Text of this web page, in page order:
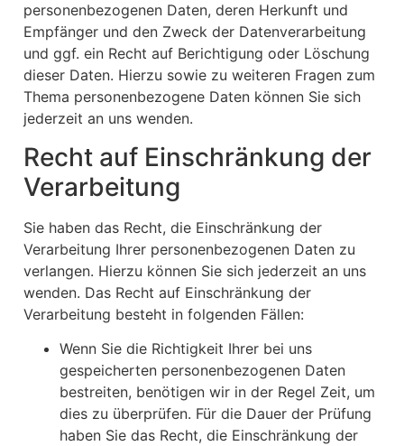
personenbezogenen Daten, deren Herkunft und
Empfänger und den Zweck der Datenverarbeitung
und ggf. ein Recht auf Berichtigung oder Löschung
dieser Daten. Hierzu sowie zu weiteren Fragen zum
Thema personenbezogene Daten können Sie sich
jederzeit an uns wenden.
Recht auf Einschränkung der
Verarbeitung
Sie haben das Recht, die Einschränkung der
Verarbeitung Ihrer personenbezogenen Daten zu
verlangen. Hierzu können Sie sich jederzeit an uns
wenden. Das Recht auf Einschränkung der
Verarbeitung besteht in folgenden Fällen:
Wenn Sie die Richtigkeit Ihrer bei uns
gespeicherten personenbezogenen Daten
bestreiten, benötigen wir in der Regel Zeit, um
dies zu überprüfen. Für die Dauer der Prüfung
haben Sie das Recht, die Einschränkung der